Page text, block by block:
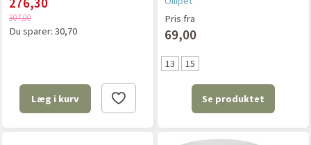
307,00
Du sparer: 30,70
Læg i kurv
Pris fra
69,00
13 15
Se produktet